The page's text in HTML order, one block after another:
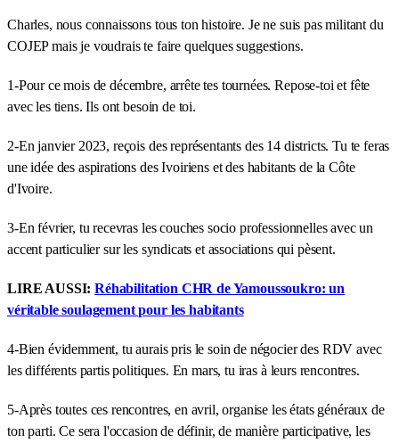
Charles, nous connaissons tous ton histoire. Je ne suis pas militant du
COJEP mais je voudrais te faire quelques suggestions.
1-Pour ce mois de décembre, arrête tes tournées. Repose-toi et fête
avec les tiens. Ils ont besoin de toi.
2-En janvier 2023, reçois des représentants des 14 districts. Tu te feras
une idée des aspirations des Ivoiriens et des habitants de la Côte
d'Ivoire.
3-En février, tu recevras les couches socio professionnelles avec un
accent particulier sur les syndicats et associations qui pèsent.
LIRE AUSSI:Réhabilitation CHR de Yamoussoukro: un
véritable soulagement pour les habitants
4-Bien évidemment, tu aurais pris le soin de négocier des RDV avec
les différents partis politiques. En mars, tu iras à leurs rencontres.
5-Après toutes ces rencontres, en avril, organise les états généraux de
ton parti. Ce sera l'occasion de définir, de manière participative, les